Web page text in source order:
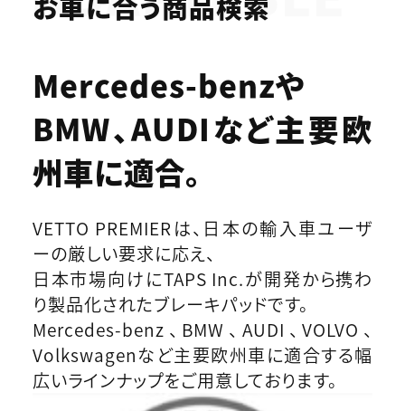
Mercedes-benzや
BMW、AUDIなど主要欧
州車に適合。
VETTO PREMIERは、日本の輸入車ユーザ
ーの厳しい要求に応え、
日本市場向けにTAPS Inc.が開発から携わ
り製品化されたブレーキパッドです。
Mercedes-benz、BMW、AUDI、VOLVO、
Volkswagenなど主要欧州車に適合する幅
広いラインナップをご用意しております。